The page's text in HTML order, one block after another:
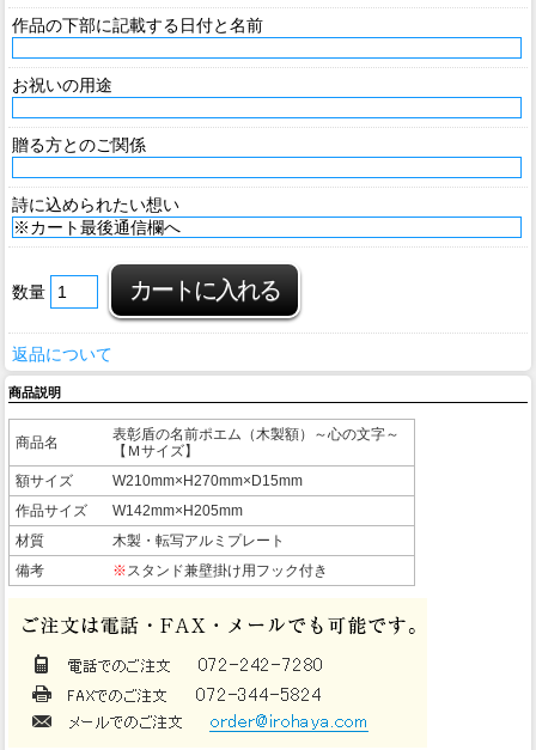
作品の下部に記載する日付と名前
お祝いの用途
贈る方とのご関係
詩に込められたい想い
数量
返品について
商品説明
商品名
表彰盾の名前ポエム（木製額）～心の文字～
【Ｍサイズ】
額サイズ
W210mm×H270mm×D15mm
作品サイズ
W142mm×H205mm
材質
木製・転写アルミプレート
備考
※スタンド兼壁掛け用フック付き